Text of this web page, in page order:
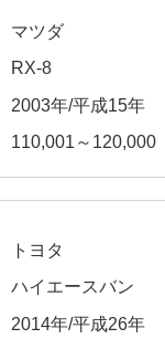
マツダ
RX-8
2003年/平成15年
110,001～120,000
トヨタ
ハイエースバン
2014年/平成26年